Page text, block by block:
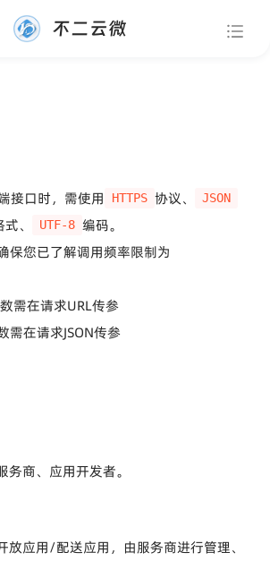
不二云微
接口时，需使用
HTTPS 协议、 JSON
、 UTF-8 编码。
保您已了解调用频率限制为
需在请求URL传参
需在请求JSON传参
务商、应用开发者。
放应用/配送应用，由服务商进行管理、